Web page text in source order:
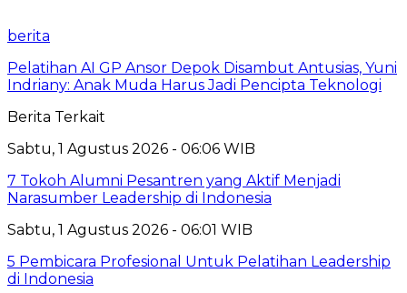
berita
Pelatihan AI GP Ansor Depok Disambut Antusias, Yuni
Indriany: Anak Muda Harus Jadi Pencipta Teknologi
Berita Terkait
Sabtu, 1 Agustus 2026 - 06:06 WIB
7 Tokoh Alumni Pesantren yang Aktif Menjadi
Narasumber Leadership di Indonesia
Sabtu, 1 Agustus 2026 - 06:01 WIB
5 Pembicara Profesional Untuk Pelatihan Leadership
di Indonesia